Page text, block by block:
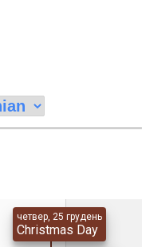
четвер, 25 грудень
Christmas Day